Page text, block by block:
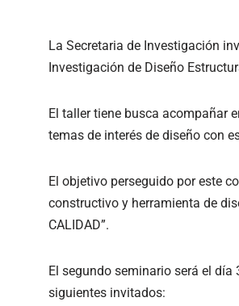
La Secretaria de Investigación
Investigación de Diseño
El taller tiene busca acompañar
temas de interés de diseño con
El objetivo perseguido por este
constructivo y herramienta de
CALIDAD”.
El segundo seminario será el
siguientes invitados: